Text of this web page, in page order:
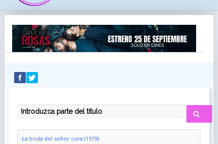
RECUÉRDEME
IDENTIFICARSE
INTRODUZCA PARTE DEL TÍTULO
La boda del señor cura (1979)